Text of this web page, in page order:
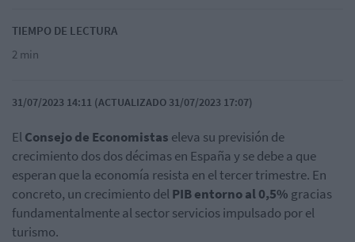
TIEMPO DE LECTURA
2 min
31/07/2023 14:11 (ACTUALIZADO 31/07/2023 17:07)
ElConsejo de Economistas eleva su previsión de
crecimiento dos dos décimas en España y se debe a que
esperan que la economía resista en el tercer trimestre. En
concreto, un crecimiento delPIB entorno al 0,5% gracias
fundamentalmente al sector servicios impulsado por el
turismo.